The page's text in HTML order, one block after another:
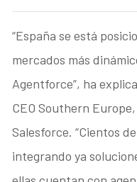
“España se está
mercados más
Agentforce”, ha
CEO Southern
Salesforce. “Cientos
integrando ya